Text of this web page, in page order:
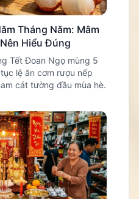
Tháng Năm: Mâm
Hiểu Đúng
Tết Đoan Ngọ mùng 5
lệ ăn cơm rượu nếp
cát tường đầu mùa hè.